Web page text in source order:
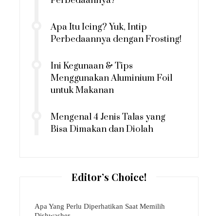
Apa Itu Icing? Yuk, Intip
Perbedaannya dengan Frosting!
Ini Kegunaan & Tips
Menggunakan Aluminium Foil
untuk Makanan
Mengenal 4 Jenis Talas yang
Bisa Dimakan dan Diolah
Editor’s Choice!
Apa Yang Perlu Diperhatikan Saat Memilih